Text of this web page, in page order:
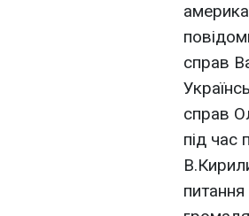
справ
справ
під час